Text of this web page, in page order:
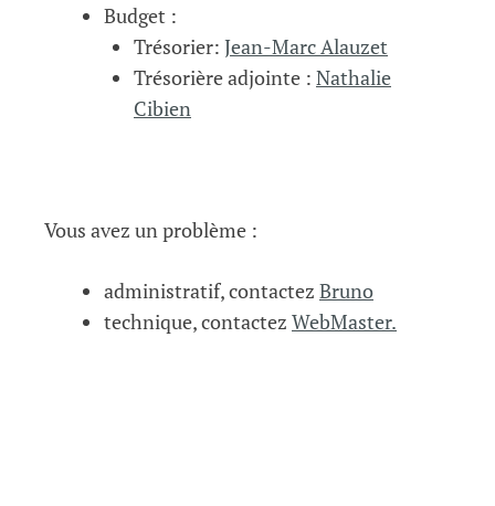
Budget :
Trésorier: Jean-Marc Alauzet
Trésorière adjointe : Nathalie
Cibien
Vous avez un problème :
administratif, contactez Bruno
technique, contactez WebMaster.